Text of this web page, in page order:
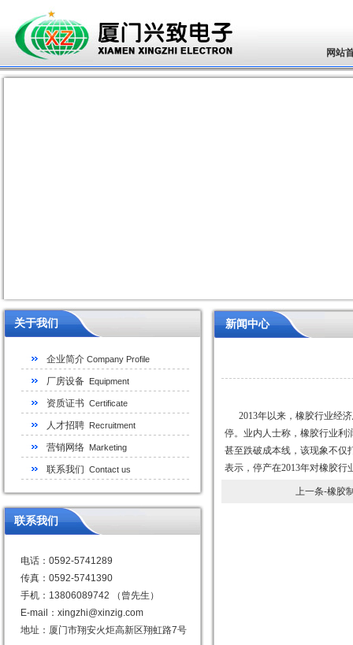
网站
关于我们
企业简介 Company Profile
厂房设备 Equipment
资质证书 Certificate
人才招聘 Recruitment
营销网络 Marketing
联系我们 Contact us
联系我们
电话：0592-5741289
传真：0592-5741390
手机：13806089742 （曾先生）
E-mail：xingzhi@xinzig.com
地址：厦门市翔安火炬高新区翔虹路7号
新闻中心
2013年以来，橡胶行业经济
停。业内人士称，橡胶行业利
甚至跌破成本线，该现象不仅
表示，停产在2013年对橡胶行
上一条-橡胶